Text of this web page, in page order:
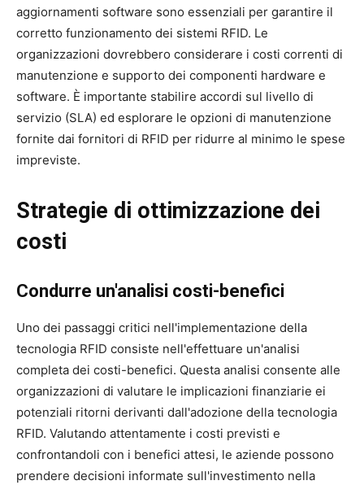
aggiornamenti software sono essenziali per garantire il
corretto funzionamento dei sistemi RFID. Le
organizzazioni dovrebbero considerare i costi correnti di
manutenzione e supporto dei componenti hardware e
software. È importante stabilire accordi sul livello di
servizio (SLA) ed esplorare le opzioni di manutenzione
fornite dai fornitori di RFID per ridurre al minimo le spese
impreviste.
Strategie di ottimizzazione dei
costi
Condurre un'analisi costi-benefici
Uno dei passaggi critici nell'implementazione della
tecnologia RFID consiste nell'effettuare un'analisi
completa dei costi-benefici. Questa analisi consente alle
organizzazioni di valutare le implicazioni finanziarie ei
potenziali ritorni derivanti dall'adozione della tecnologia
RFID. Valutando attentamente i costi previsti e
confrontandoli con i benefici attesi, le aziende possono
prendere decisioni informate sull'investimento nella